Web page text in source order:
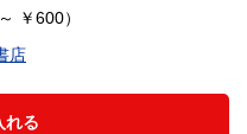
￥600）
店
れる